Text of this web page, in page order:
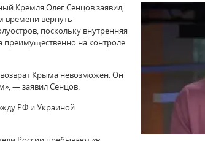
Кремля Олег Сенцов заявил,
времени вернуть
поскольку внутренняя
преимущественно на контроле
Крыма невозможен. Он
— заявил Сенцов.
РФ и Украиной